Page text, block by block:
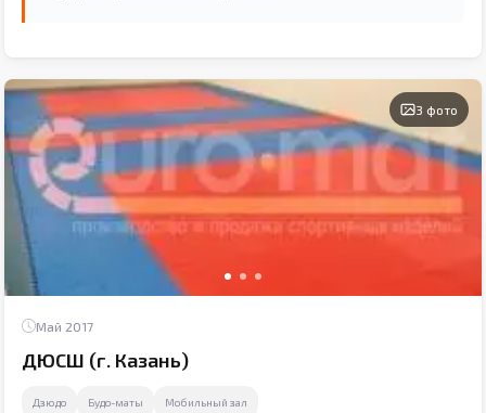
3 фото
Май 2017
ДЮСШ (г. Казань)
Дзюдо Будо-маты Мобильный зал